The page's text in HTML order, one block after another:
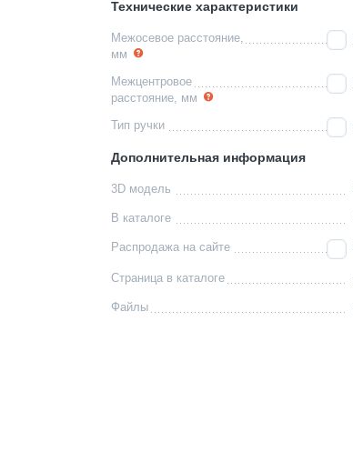
Технические характеристики
Межосевое расстояние,
мм
Межцентровое
расстояние, мм
Тип ручки
Дополнительная информация
3D модель
В каталоге
Распродажа на сайте
Страница в каталоге
Файлы